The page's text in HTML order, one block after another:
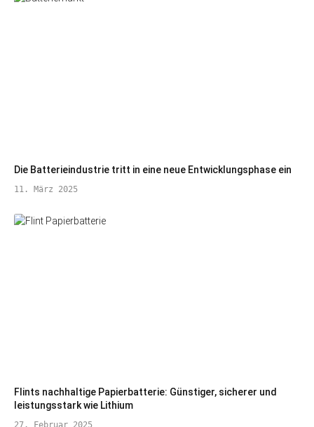
Die Batterieindustrie tritt in eine neue Entwicklungsphase ein
11. März 2025
Flints nachhaltige Papierbatterie: Günstiger, sicherer und
leistungsstark wie Lithium